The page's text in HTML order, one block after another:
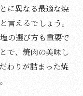
に異なる最適な焼
言えるでしょう。
の選び方も重要で
で、焼肉の美味し
わりが詰まった焼